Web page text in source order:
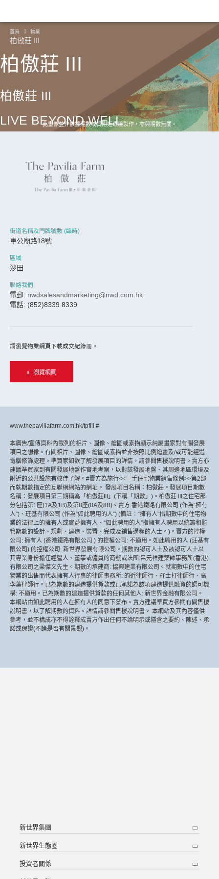
首頁 物業
柏傲莊 III
柏傲莊 III
此畫像並非依據期數或其附近環境製作，亦與期數無關。
柏傲莊 III
LIVE BEYOND WELL
街道名稱及門牌號數 (臨時)
車公廟路18號
區域
沙田
聯絡我們
電郵: nwdsalesandmarketing@nwd.com.hk
電話: (852)8339 8339
請瀏覽物業網頁下載成交紀錄冊。
瀏覽網頁
www.thepaviliafarm.com.hk/tpfiii #
本廣告/宣傳資料內載列的相片、圖像、繪圖或素描顯示純屬畫家對有關發展
項目之想像。有關相片、圖像、繪圖或素描並非按照比例繪畫及/或可能經過
電腦修飾處理。準買家如欲了解發展項目的詳情，請參閱售樓說明書。賣方亦
建議準買家到有關發展地盤作實地考察，以對該發展地盤、其周邊地區環境及
附近的公共設施有較佳了解。#賣方為施行<<一手住宅物業銷售條例>>第2部
而就期數指定的互聯網網站的網址。 發展項目名稱：柏傲莊。發展項目期數
名稱：發展項目第三期稱為「柏傲莊III」(下稱「期數」)。柏傲莊 III之住宅部
分包括第1座(1A及1B)及第8座(8A及8B)。賣方:香港鐵路有限公司 (作為“擁有
人”)、玨基有限公司 (作為“如此聘用的人”) (備註：“擁有人”指期數中的住宅物
業的法律上的擁有人或實益擁有人、“如此聘用的人”指擁有人聘用以統籌和監
管期數的設計、規劃、建造、裝置、完成及銷售過程的人士。)。賣方的控權
公司: 擁有人 (香港鐵路有限公司 ) 的控權公司: 不適用。如此聘用的人 (玨基有
限公司) 的控權公司: 新世界發展有限公司。期數的認可人士及該認可人士以
其專業身份擔任經營人、董事或僱員的商號或法團:呂元祥建築師事務所(香港)
有限公司之梁傑文先生。期數的承建商: 協興建業有限公司。就期數中的住宅
物業的出售而代表擁有人行事的律師事務所: 的近律師行、孖士打律師行、高
李葉律師行。已為期數的建造提供貸款或已承諾為該項建造提供融資的認可機
構: 不適用。已為期數的建造提供貸款的任何其他人: 新世界金融有限公司。
本網站由如此聘用的人在擁有人的同意下發布。賣方建議準買方參閱有關售樓
說明書，以了解期數的資料。詳情請參閱售樓說明書。 本網站及其內容僅供
參考，並不構成亦不得詮釋成賣方作出任何不論明示或隱含之要約、陳述、承
諾或保證(不論是否有關景觀)。
新世界集團
新世界生態圈
投資者關係
繼續